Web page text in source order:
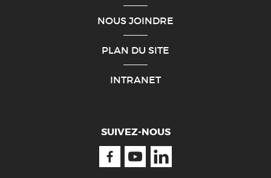
NOUS JOINDRE
PLAN DU SITE
INTRANET
SUIVEZ-NOUS
FacebookYoutubeLinkedin